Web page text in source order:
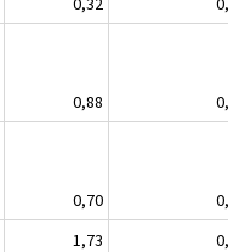
0,88
0,70
1,73